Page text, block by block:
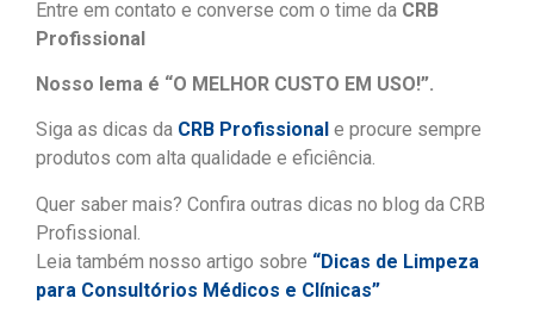
Entre em contato e converse com o time da CRB
Profissional
Nosso lema é “O MELHOR CUSTO EM USO!”.
Siga as dicas da CRB Profissional e procure sempre
produtos com alta qualidade e eficiência.
Quer saber mais? Confira outras dicas no blog da CRB
Profissional.
Leia também nosso artigo sobre “Dicas de Limpeza
para Consultórios Médicos e Clínicas”